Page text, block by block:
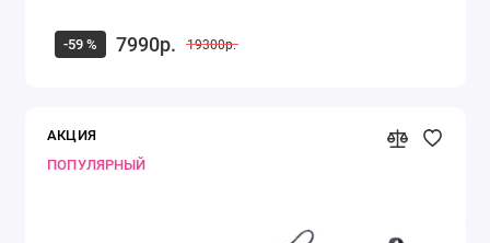
-59 % 7990р. 19300р.
АКЦИЯ
ПОПУЛЯРНЫЙ